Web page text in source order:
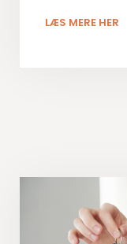
LÆS MERE HER